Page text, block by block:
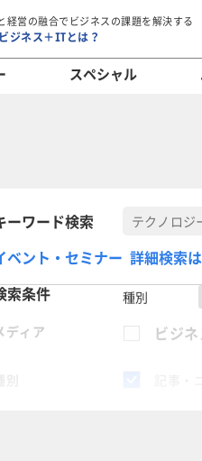
経営の融合でビジネスの課題を解決する
ビジネス＋ITとは？
スペシャル
ーワード検索
ベント・セミナー 詳細検索
索条件
種別
ディア
ビジ